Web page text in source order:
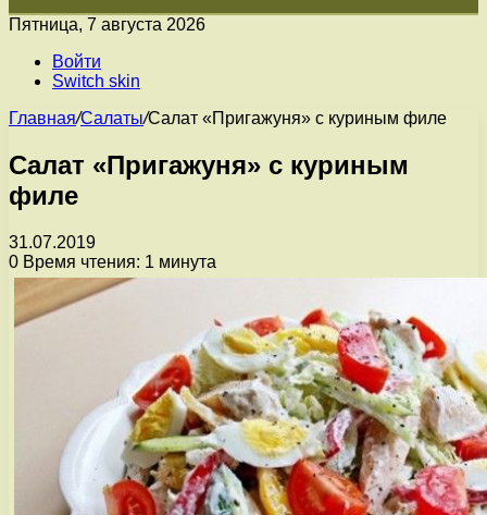
Пятница, 7 августа 2026
Войти
Switch skin
Главная/Салаты/Салат «Пригажуня» с куриным филе
Салат «Пригажуня» с куриным
филе
31.07.2019
0 Время чтения: 1 минута